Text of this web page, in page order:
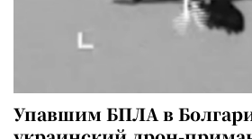
Упавшим БПЛА в